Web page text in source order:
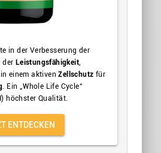
in der Verbesserung der
der Leistungsfähigkeit,
einem aktivenZellschutz für
. Ein „Whole Life Cycle“
höchster Qualität.
ENTDECKEN